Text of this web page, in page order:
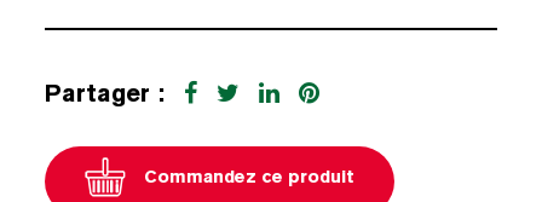
Partager :
Commandez ce produit